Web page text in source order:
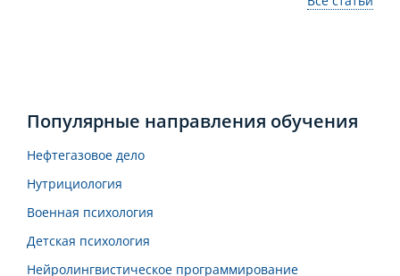
Популярные направления обучения
Нефтегазовое дело
Нутрициология
Военная психология
Детская психология
Нейролингвистическое программирование